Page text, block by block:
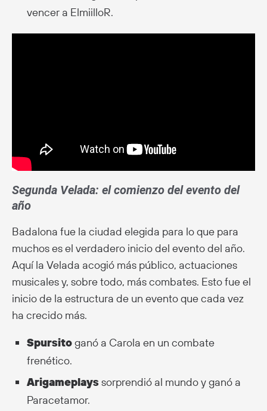
vencer a ElmiilloR.
Segunda Velada: el comienzo del evento del
año
Badalona fue la ciudad elegida para lo que para
muchos es el verdadero inicio del evento del año.
Aquí la Velada acogió más público, actuaciones
musicales y, sobre todo, más combates. Esto fue el
inicio de la estructura de un evento que cada vez
ha crecido más.
Spursitoganó a Carola en un combate
frenético.
Arigameplays sorprendió al mundo y ganó a
Paracetamor.